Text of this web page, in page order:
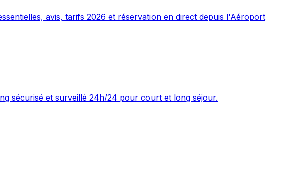
avis, tarifs 2026 et réservation en direct depuis l'Aéroport
sécurisé et surveillé 24h/24 pour court et long séjour.